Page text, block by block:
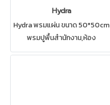
Hydra
Hydra พรมแผ่น ขนาด 50*50cm
พรมปูพื้นสำนักงาน,ห้อง
ทำงาน,ห้องประชุม พรมปูพื้นราคา